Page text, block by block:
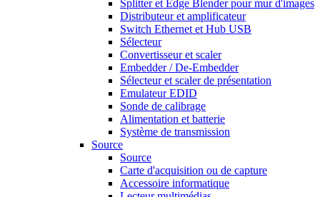
Splitter et Edge Blender pour mur d'images
Distributeur et amplificateur
Switch Ethernet et Hub USB
Sélecteur
Convertisseur et scaler
Embedder / De-Embedder
Sélecteur et scaler de présentation
Emulateur EDID
Sonde de calibrage
Alimentation et batterie
Système de transmission
Source
Source
Carte d'acquisition ou de capture
Accessoire informatique